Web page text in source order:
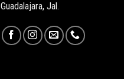
Guadalajara, Jal.